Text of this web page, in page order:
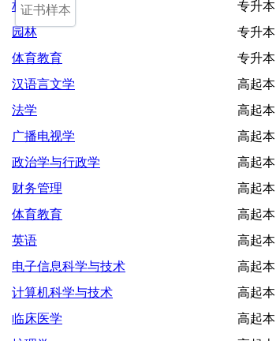
林学
专升本
园林
专升本
体育教育
专升本
汉语言文学
高起本
法学
高起本
广播电视学
高起本
政治学与行政学
高起本
财务管理
高起本
体育教育
高起本
英语
高起本
电子信息科学与技术
高起本
计算机科学与技术
高起本
临床医学
高起本
证书样本